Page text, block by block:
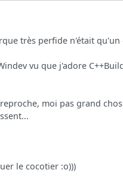
très perfide n'était
vu que j'adore
moi pas grand
le cocotier :o)))